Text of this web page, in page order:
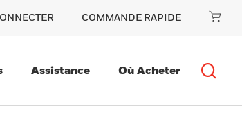
COMMANDE RAPIDE
Assistance Où Acheter